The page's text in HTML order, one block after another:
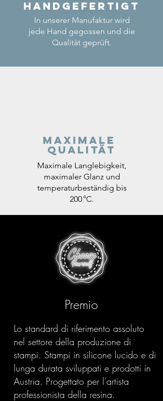
Handgefertigt
In unserer Manufaktur wird
jede Hand gegossen und die
Qualität geprüft.
Maximale
Qualität
Maximale Langlebigkeit,
maximaler Glanz und
temperaturbeständig bis
200 °C.
Premio
Lo standard di riferimento assoluto
nel settore della produzione di
stampi. Stampi in silicone lucido e di
lunga durata sviluppati e prodotti in
Austria. Progettato per l'artista
professionista della resina.